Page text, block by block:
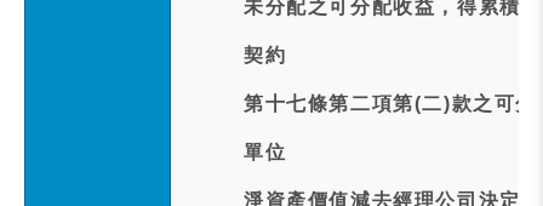
未分配之可分配收益，得累積
契約
第十七條第二項第(二)款之可
單位
淨資產價值減去經理公司決定